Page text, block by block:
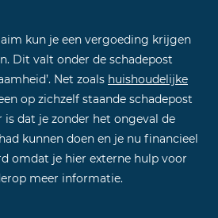
kun je een vergoeding krijgen
Dit valt onder de schadepost
Net zoals huishoudelijke
op zichzelf staande schadepost
is dat je zonder het ongeval de
kunnen doen en je nu financieel
omdat je hier externe hulp voor
meer informatie.